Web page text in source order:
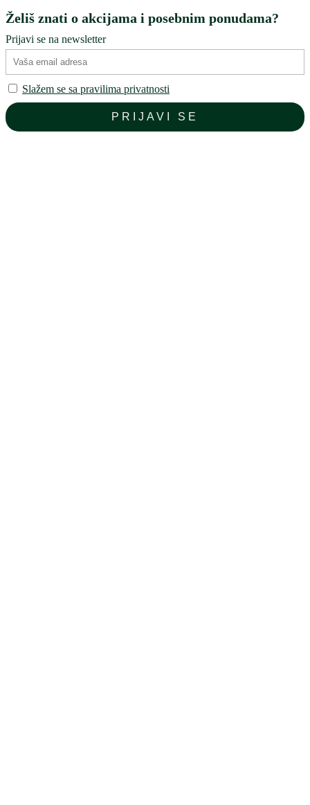
Želiš znati o akcijama i posebnim ponudama?
Prijavi se na newsletter
Slažem se sa pravilima privatnosti